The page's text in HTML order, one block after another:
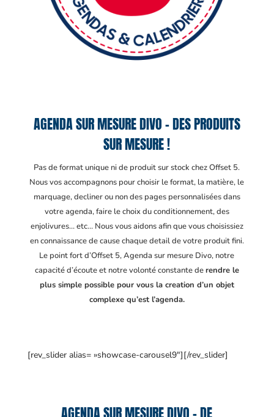
AGENDA SUR MESURE DIVO – DES PRODUITS
SUR MESURE !
Pas de format unique ni de produit sur stock chez Offset 5.
Nous vos accompagnons pour choisir le format, la matière, le
marquage, decliner ou non des pages personnalisées dans
votre agenda, faire le choix du conditionnement, des
enjolivures… etc… Nous vous aidons afin que vous choisissiez
en connaissance de cause chaque detail de votre produit fini.
Le point fort d’Offset 5, Agenda sur mesure Divo, notre
capacité d’écoute et notre volonté constante derendre le
plus simple possible pour vous la creation d’un objet
complexe qu’est l’agenda.
[rev_slider alias= »showcase-carousel9″][/rev_slider]